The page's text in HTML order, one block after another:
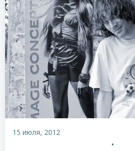
15 июля, 2012
•